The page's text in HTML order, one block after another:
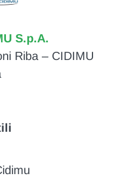
S.p.A.
Riba – CIDIMU